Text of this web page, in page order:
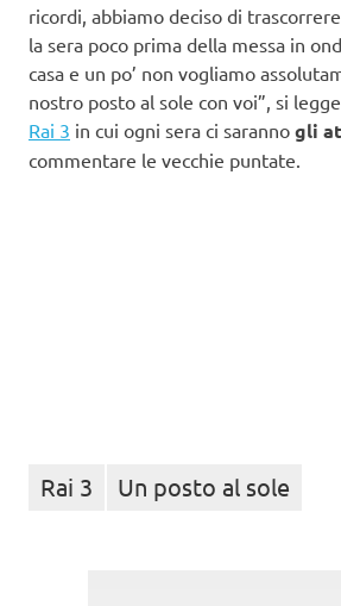
ricordi, abbiamo deciso di
la sera poco prima della messa in
casa e un po’ non vogliamo
nostro posto al sole con voi”, si
Rai 3 in cui ogni sera ci saranno gli
commentare le vecchie puntate.
Rai 3 Un posto al sole